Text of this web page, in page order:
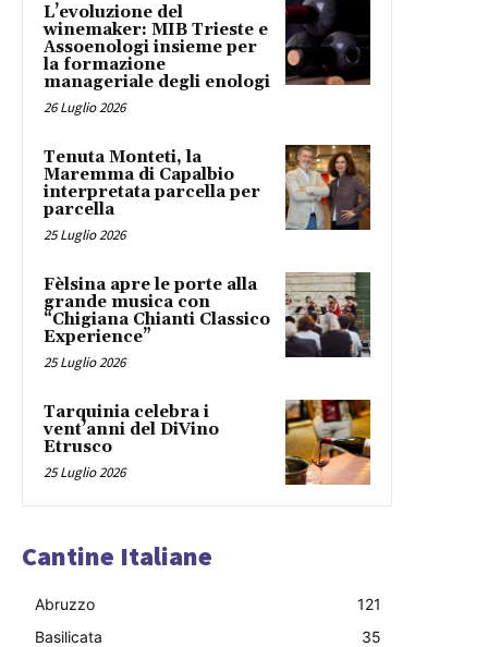
L’evoluzione del
winemaker: MIB Trieste e
Assoenologi insieme per
la formazione
manageriale degli enologi
26 Luglio 2026
Tenuta Monteti, la
Maremma di Capalbio
interpretata parcella per
parcella
25 Luglio 2026
Fèlsina apre le porte alla
grande musica con
“Chigiana Chianti Classico
Experience”
25 Luglio 2026
Tarquinia celebra i
vent’anni del DiVino
Etrusco
25 Luglio 2026
Cantine Italiane
Abruzzo
121
Basilicata
35